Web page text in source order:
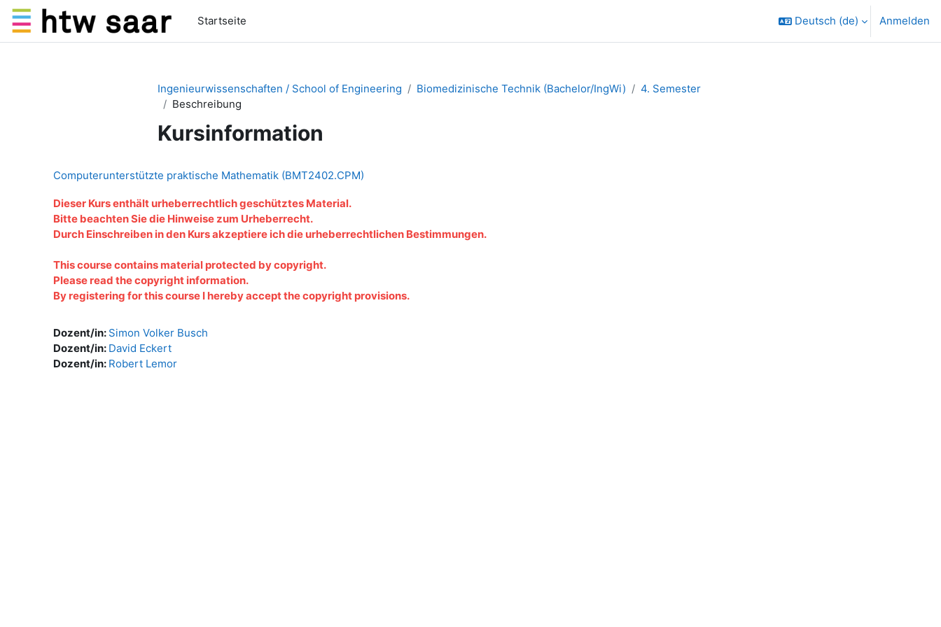
Zum Hauptinhalt
Startseite
Deutsch ‎(de)‎ Anmelden
Ingenieurwissenschaften / School of Engineering Biomedizinische Technik (Bachelor/IngWi)
4. Semester
Beschreibung
Kursinformation
Computerunterstützte praktische Mathematik (BMT2402.CPM)
Dieser Kurs enthält urheberrechtlich geschütztes Material.
Bitte beachten Sie die Hinweise zum Urheberrecht.
Durch Einschreiben in den Kurs akzeptiere ich die urheberrechtlichen Bestimmungen.
This course contains material protected by copyright.
Please read the copyright information.
By registering for this course I hereby accept the copyright provisions.
Dozent/in: Simon Volker Busch
Dozent/in: David Eckert
Dozent/in: Robert Lemor